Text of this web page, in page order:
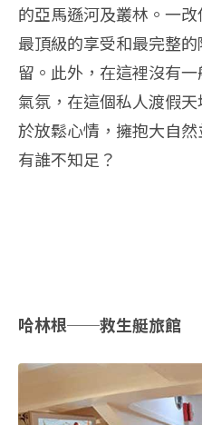
的亞馬遜河及叢林。一
最頂級的享受和最完整
留。此外，在這裡沒有
氣氛，在這個私人渡假
於放鬆心情，擁抱大自
有誰不知足？
哈林根──救生艇旅館